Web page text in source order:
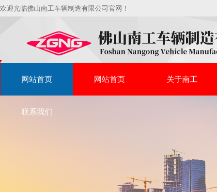
欢迎光临佛山南工车辆制造有限公司官网！
网站首页 网站首页 关于南工
联系我们